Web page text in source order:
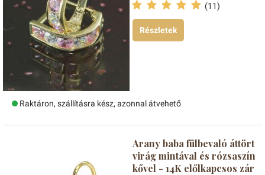
(11)
Részletek
Raktáron, szállításra kész, azonnal átvehető
Arany baba fülbevaló áttört
virág mintával és rózsaszín
kővel - 14K előlkapcsos zár